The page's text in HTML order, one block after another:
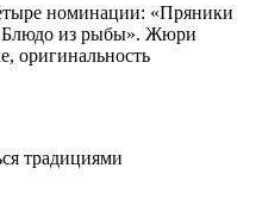
номинации: «Пряники
из рыбы». Жюри
оригинальность